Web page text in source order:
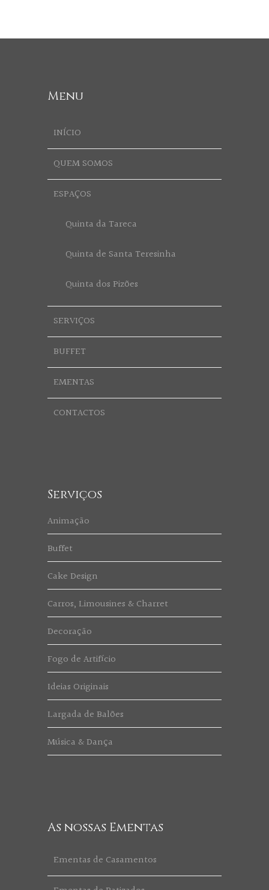
Menu
INÍCIO
QUEM SOMOS
ESPAÇOS
Quinta da Tareca
Quinta de Santa Teresinha
Quinta dos Pizões
SERVIÇOS
BUFFET
EMENTAS
CONTACTOS
Serviços
Animação
Buffet
Cake Design
Carros, Limousines & Charret
Decoração
Fogo de Artifício
Ideias Originais
Largada de Balões
Música & Dança
As nossas Ementas
Ementas de Casamentos